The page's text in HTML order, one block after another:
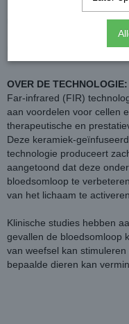
Dekens voorzien van het
ringen waar deze liner
De onderdeken is bedoeld
maar is meestal ook
OVER DE TECHNOLOGIE:
Far-infrared (FIR)
aan voordelen voor cellen
therapeutische en
Deze keramiek-
technologie produceert
aangetoond dat deze
bloedsomloop te
van het lichaam te activeren.
Klinische studies hebben
gevallen de bloedsomloop
van weefsel kan
bepaalde dieren kan